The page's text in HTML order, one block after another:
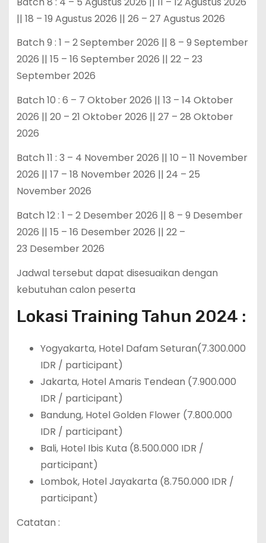
|| 18 – 19 Agustus 2026 || 26 – 27 Agustus 2026
Batch 9 : 1 – 2 September 2026 || 8 – 9 September
2026 || 15 – 16 September 2026 || 22 – 23
September 2026
Batch 10 : 6 – 7 Oktober 2026 || 13 – 14 Oktober
2026 || 20 – 21 Oktober 2026 || 27 – 28 Oktober
2026
Batch 11 : 3 – 4 November 2026 || 10 – 11 November
2026 || 17 – 18 November 2026 || 24 – 25
November 2026
Batch 12 : 1 – 2 Desember 2026 || 8 – 9 Desember
2026 || 15 – 16 Desember 2026 || 22 –
23 Desember 2026
Jadwal tersebut dapat disesuaikan dengan
kebutuhan calon peserta
Lokasi Training Tahun 2024 :
Yogyakarta, Hotel Dafam Seturan(7.300.000
IDR / participant)
Jakarta, Hotel Amaris Tendean (7.900.000
IDR / participant)
Bandung, Hotel Golden Flower (7.800.000
IDR / participant)
Bali, Hotel Ibis Kuta (8.500.000 IDR /
participant)
Lombok, Hotel Jayakarta (8.750.000 IDR /
participant)
Catatan :